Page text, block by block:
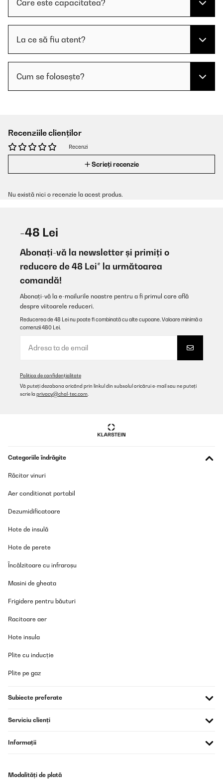
Care este capacitatea?
La ce să fiu atent?
Cum se folosește?
Recenziile clienților
Recenzi
Scrieți recenzie
Nu există nici o recenzie la acest produs.
-48 Lei
Abonați-vă la newsletter și primiți o
reducere de 48 Lei* la următoarea
comandă!
Abonați-vă la e-mailurile noastre pentru a fi primul care află
despre viitoarele reduceri.
Reducerea de 48 Lei nu poate fi combinată cu alte cupoane. Valoare minimă a
comenzii 480 Lei.
Politica de confidențialitate
Vă puteți dezabona oricând prin linkul din subsolul oricărui e-mail sau ne puteți
scrie la privacy@chal-tec.com
Categoriile îndrăgite
Răcitor vinuri
Aer conditionat portabil
Dezumidificatoare
Hote de insulă
Hote de perete
Încălzitoare cu infraroșu
Masini de gheata
Frigidere pentru băuturi
Racitoare aer
Hote insula
Plite cu inducție
Plite pe gaz
Subiecte preferate
Serviciu clienți
Informații
Modalități de plată